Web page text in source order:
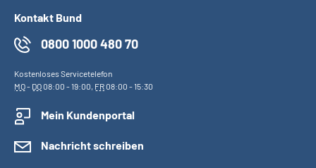
Kontakt Bund
0800 1000 480 70
Kostenloses Servicetelefon
MO- DO08:00 - 19:00, FR08:00 - 15:30
Mein Kundenportal
Nachricht schreiben